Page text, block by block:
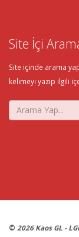
Site İçi
Site içinde arama
kelimeyi yazıp ilgili
© 2026 Kaos GL -